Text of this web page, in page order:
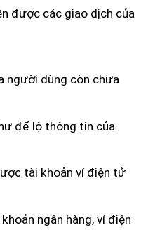
được các giao dịch của
người dùng còn chưa
để lộ thông tin của
tài khoản ví điện tử
ngân hàng, ví điện